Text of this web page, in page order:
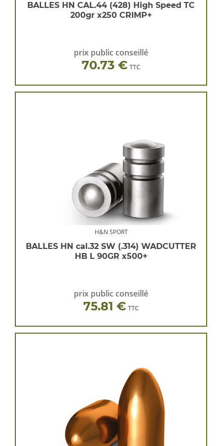
BALLES HN CAL.44 (428) High Speed TC
200gr x250 CRIMP+
prix public conseillé
70.73 € TTC
H&N SPORT
BALLES HN cal.32 SW (.314) WADCUTTER
HB L 90GR x500+
prix public conseillé
75.81 € TTC